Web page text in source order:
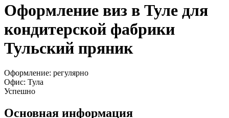
Оформление виз в Туле для
кондитерской фабрики
Тульский пряник
Оформление: регулярно
Офис: Тула
Успешно
Основная информация